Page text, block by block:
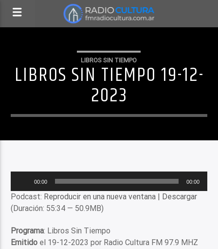
LIBROS SIN TIEMPO
LIBROS SIN TIEMPO 19-12-
2023
audio
00:00 00:00
Podcast: Reproducir en una nueva ventana | Descargar
(Duración: 55:34 — 50.9MB)
Programa: Libros Sin Tiempo
Emitido el 19-12-2023 por Radio Cultura FM 97.9 MHZ